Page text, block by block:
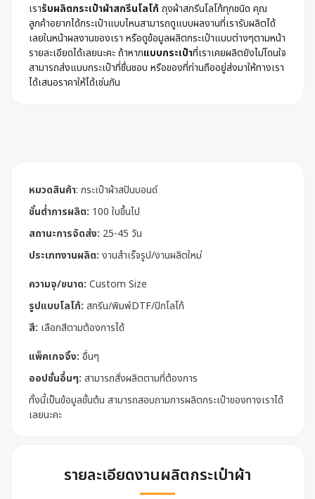
เรารับผลิตกระเป๋าผ้าสกรีนโลโก้ ถุงผ้าสกรีนโลโก้ทุกชนิด คุณ
ลูกค้าอยากได้กระเป๋าแบบไหนสามารถดูแบบผลงานที่เรารับผลิตได้
เลยในหน้าผลงานของเรา หรือดูข้อมูลผลิตกระเป๋าแบบต่างๆตามหน้า
รายละเอียดได้เลยนะคะ ถ้าหากแบบกระเป๋าที่เราเคยผลิตยังไม่โดนใจ
สามารถส่งแบบกระเป๋าที่ชื่นชอบ หรือของที่ท่านถืออยู่ส่งมาให้ทางเรา
ได้เสนอราคาให้ได้เช่นกัน
หมวดสินค้า: กระเป๋าผ้าสปันบอนด์
ขั้นต่ำการผลิต: 100 ใบขึ้นไป
สถานะการจัดส่ง: 25-45 วัน
ประเภทงานผลิต: งานสำเร็จรูป/งานผลิตใหม่
ความจุ/ขนาด: Custom Size
รูปแบบโลโก้: สกรีน/พิมพ์DTF/ปักโลโก้
สี: เลือกสีตามต้องการได้
แพ็คเกจจิ้ง: อื่นๆ
ออปชั่นอื่นๆ: สามารถสั่งผลิตตามที่ต้องการ
ทั้งนี้เป็นข้อมูลขั้นต้น สามารถสอบถามการผลิตกระเป๋าของทางเราได้
เลยนะคะ
รายละเอียดงานผลิตกระเป๋าผ้า